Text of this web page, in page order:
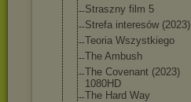
Straszny film 5
Strefa interesów (2023)
Teoria Wszystkiego
The Ambush
The Covenant (2023)
1080HD
The Hard Way